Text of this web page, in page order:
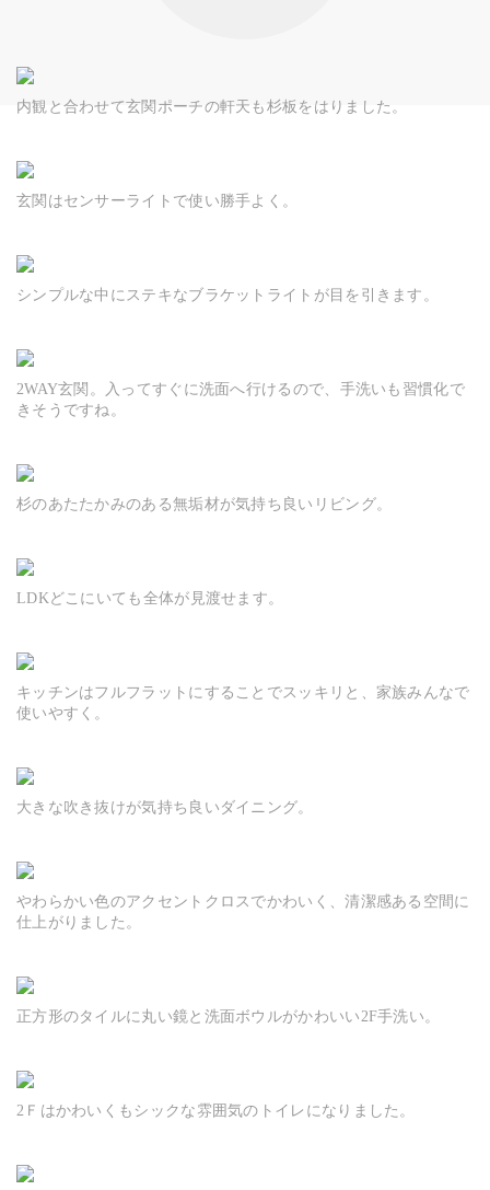
内観と合わせて玄関ポーチの軒天も杉板をはりました。
玄関はセンサーライトで使い勝手よく。
シンプルな中にステキなブラケットライトが目を引きます。
2WAY玄関。入ってすぐに洗面へ行けるので、手洗いも習慣化で
きそうですね。
杉のあたたかみのある無垢材が気持ち良いリビング。
LDKどこにいても全体が見渡せます。
キッチンはフルフラットにすることでスッキリと、家族みんなで
使いやすく。
大きな吹き抜けが気持ち良いダイニング。
やわらかい色のアクセントクロスでかわいく、清潔感ある空間に
仕上がりました。
正方形のタイルに丸い鏡と洗面ボウルがかわいい2F手洗い。
2Ｆはかわいくもシックな雰囲気のトイレになりました。